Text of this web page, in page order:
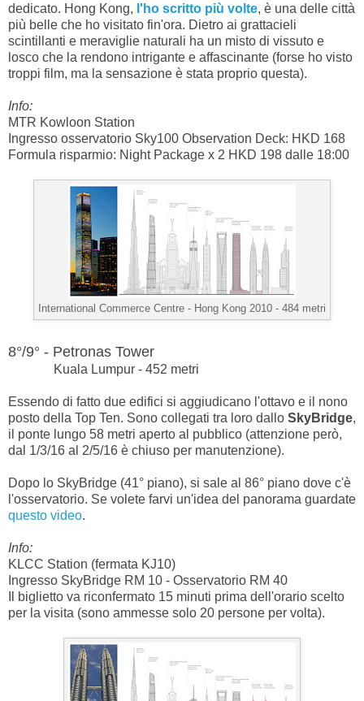
dedicato. Hong Kong, l'ho scritto più volte, è una delle città
più belle che ho visitato fin'ora. Dietro ai grattacieli
scintillanti e meraviglie naturali ha un misto di vissuto e
losco che la rendono intrigante e affascinante (forse ho visto
troppi film, ma la sensazione è stata proprio questa).
Info:
MTR Kowloon Station
Ingresso osservatorio Sky100 Observation Deck: HKD 168
Formula risparmio: Night Package x 2 HKD 198 dalle 18:00
International Commerce Centre - Hong Kong 2010 - 484 metri
8°/9° - Petronas Tower
Kuala Lumpur - 452 metri
Essendo di fatto due edifici si aggiudicano l'ottavo e il nono
posto della Top Ten. Sono collegati tra loro dallo SkyBridge,
il ponte lungo 58 metri aperto al pubblico (attenzione però,
dal 1/3/16 al 2/5/16 è chiuso per manutenzione).
Dopo lo SkyBridge (41° piano), si sale al 86° piano dove c'è
l'osservatorio. Se volete farvi un'idea del panorama guardate
questo video.
Info:
KLCC Station (fermata KJ10)
Ingresso SkyBridge RM 10 - Osservatorio RM 40
Il biglietto va riconfermato 15 minuti prima dell'orario scelto
per la visita (sono ammesse solo 20 persone per volta).